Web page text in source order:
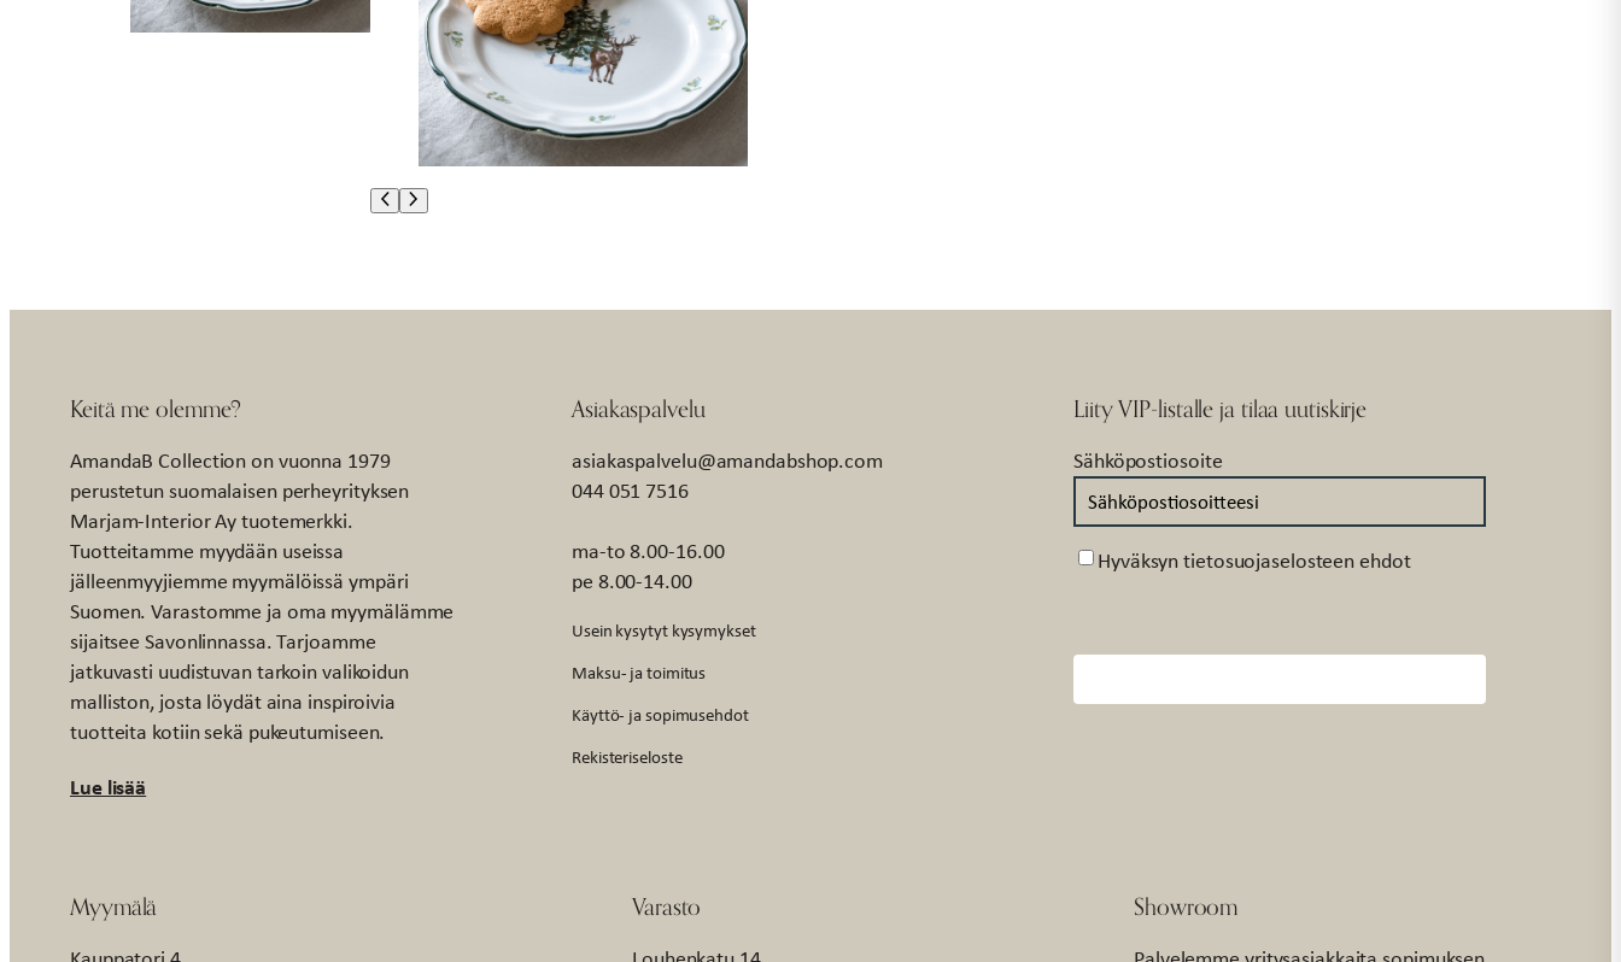
Keitä me olemme?
AmandaB Collection on vuonna 1979
perustetun suomalaisen perheyrityksen
Marjam-Interior Ay tuotemerkki.
Tuotteitamme myydään useissa
jälleenmyyjiemme myymälöissä ympäri
Suomen. Varastomme ja oma myymälämme
sijaitsee Savonlinnassa. Tarjoamme
jatkuvasti uudistuvan tarkoin valikoidun
malliston, josta löydät aina inspiroivia
tuotteita kotiin sekä pukeutumiseen.
Lue lisää
Asiakaspalvelu
asiakaspalvelu@amandabshop.com
044 051 7516
ma-to 8.00-16.00
pe 8.00-14.00
Usein kysytyt kysymykset
Maksu- ja toimitus
Käyttö- ja sopimusehdot
Rekisteriseloste
Liity VIP-listalle ja tilaa uutiskirje
Sähköpostiosoite
Suostumus
Hyväksyn tietosuojaselosteen ehdot
Myymälä Varasto Showroom